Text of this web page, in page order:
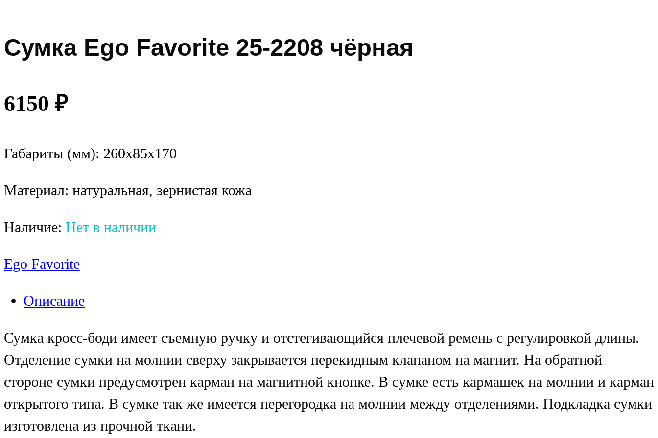
Сумка Ego Favorite 25-2208 чёрная
6150 ₽
Габариты (мм): 260x85x170
Материал: натуральная, зернистая кожа
Наличие: Нет в наличии
Ego Favorite
Описание
Сумка кросс-боди имеет съемную ручку и отстегивающийся плечевой ремень с регулировкой длины.
Отделение сумки на молнии сверху закрывается перекидным клапаном на магнит. На обратной
стороне сумки предусмотрен карман на магнитной кнопке. В сумке есть кармашек на молнии и карман
открытого типа. В сумке так же имеется перегородка на молнии между отделениями. Подкладка сумки
изготовлена из прочной ткани.